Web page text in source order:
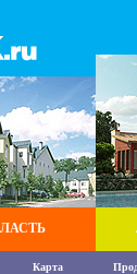
Карта